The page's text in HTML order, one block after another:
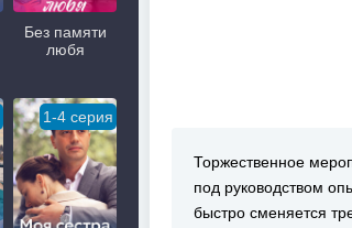
Торжественное
под руководством
быстро сменяется
Без памяти
любя
1-4 серия